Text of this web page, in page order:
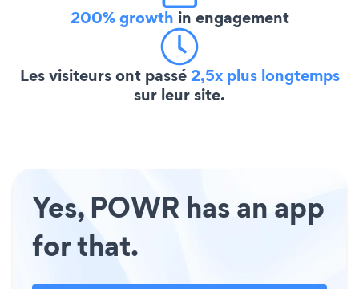
200% growth in engagement
Les visiteurs ont passé2,5x plus longtemps
sur leur site.
Yes, POWR has an app
for that.